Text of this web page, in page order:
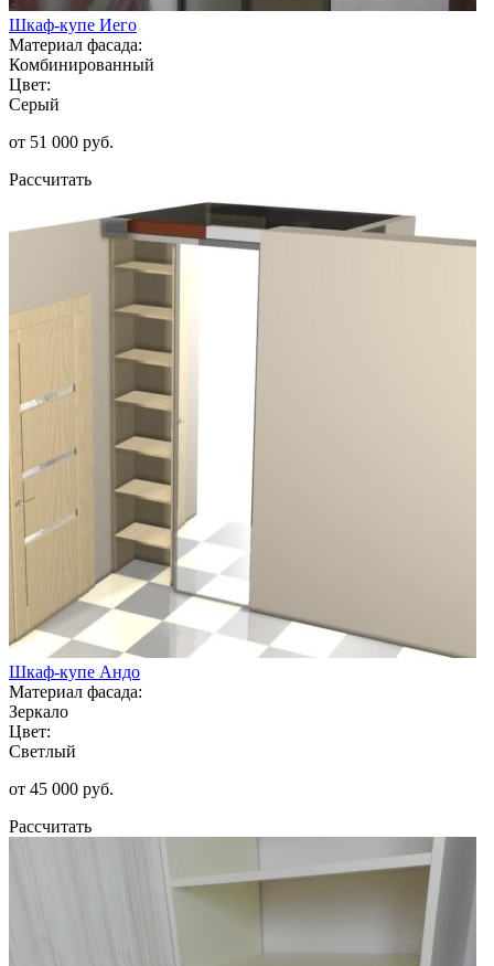
Шкаф-купе Иего
Материал фасада:
Комбинированный
Цвет:
Серый
от 51 000 руб.
Рассчитать
Шкаф-купе Андо
Материал фасада:
Зеркало
Цвет:
Светлый
от 45 000 руб.
Рассчитать